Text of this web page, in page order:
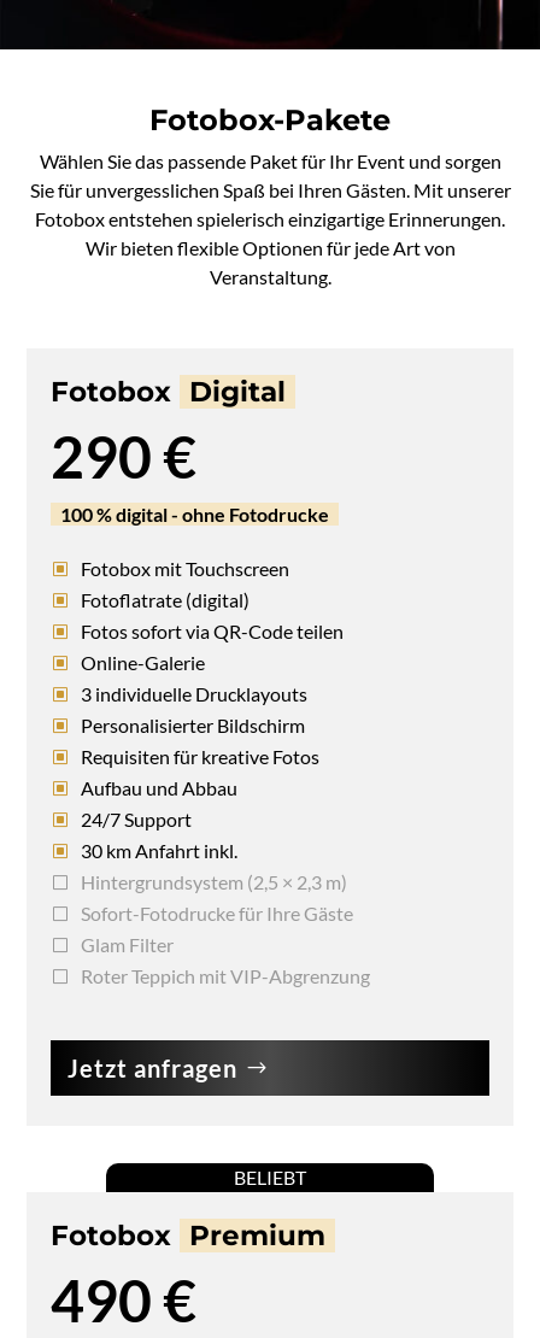
Fotobox-Pakete
Wählen Sie das passende Paket für Ihr Event und sorgen
Sie für unvergesslichen Spaß bei Ihren Gästen. Mit unserer
Fotobox entstehen spielerisch einzigartige Erinnerungen.
Wir bieten flexible Optionen für jede Art von
Veranstaltung.
Fotobox Digital
290 €
100 % digital - ohne Fotodrucke
Fotobox mit Touchscreen
Fotoflatrate (digital)
Fotos sofort via QR-Code teilen
Online-Galerie
3 individuelle Drucklayouts
Personalisierter Bildschirm
Requisiten für kreative Fotos
Aufbau und Abbau
24/7 Support
30 km Anfahrt inkl.
Hintergrundsystem (2,5 × 2,3 m)
Sofort-Fotodrucke für Ihre Gäste
Glam Filter
Roter Teppich mit VIP-Abgrenzung
Jetzt anfragen
BELIEBT
Fotobox Premium
490 €